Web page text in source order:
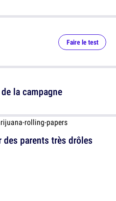
parents très drôles
Faire le test
la campagne